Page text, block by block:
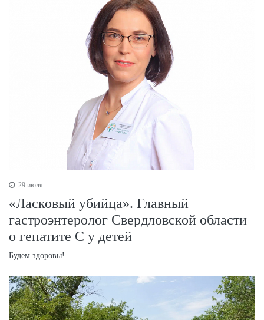
29 июля
«Ласковый убийца». Главный
гастроэнтеролог Свердловской области
о гепатите С у детей
Будем здоровы!